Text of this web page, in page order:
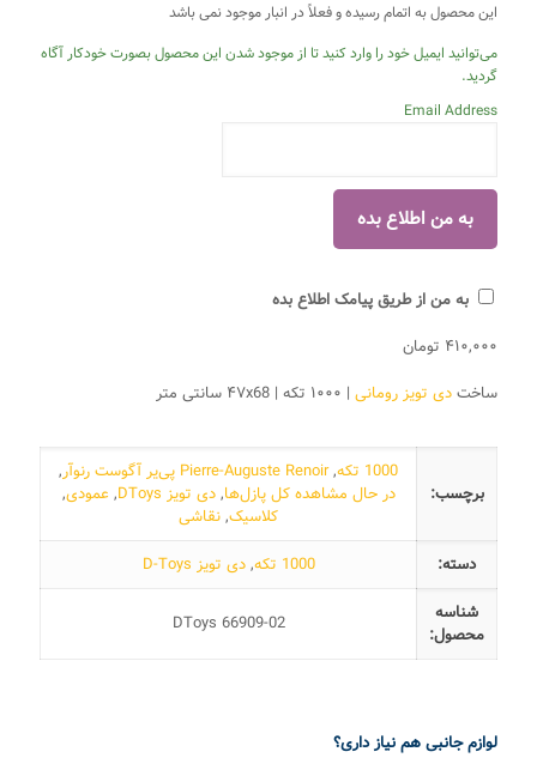
این محصول به اتمام رسیده و فعلاً در انبار موجود نمی باشد
می‌توانید ایمیل خود را وارد کنید تا از موجود شدن این محصول بصورت خودکار آگاه
گردید.
Email Address
به من از طریق پیامک اطلاع بده
۴۱۰,۰۰۰ تومان
ساختدی تویز رومانی | ۱۰۰۰ تکه | ۴۷x68 سانتی متر
برچسب:
1000 تکه ,Pierre-Auguste Renoir پی‌یر آگوست رنوآر
,
در حال مشاهده کل پازل‌ها,دی تویز DToys , عمودی,
کلاسیک,نقاشی
دسته:
1000 تکه ,دی تویز D-Toys
شناسه
محصول:
DToys 66909-02
لوازم جانبی هم نیاز داری؟